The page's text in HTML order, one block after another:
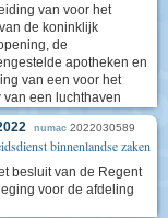
van voor het
de koninklijk
de
apotheken en
van een voor het
een luchthaven
numac 2022030589
binnenlandse zaken
besluit van de Regent
voor de afdeling